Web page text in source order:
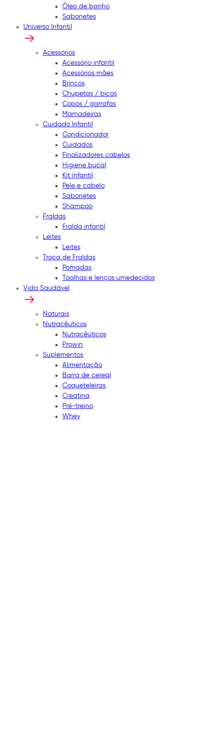
Óleo de banho
Sabonetes
Universo Infantil
Acessórios
Acessório infantil
Acessórios mães
Brincos
Chupetas / bicos
Copos / garrafas
Mamadeiras
Cuidado Infantil
Condicionador
Cuidados
Finalizadores cabelos
Higiene bucal
Kit infantil
Pele e cabelo
Sabonetes
Shampoo
Fraldas
Fralda infantil
Leites
Leites
Troca de Fraldas
Pomadas
Toalhas e lenços umedecidos
Vida Saudável
Naturais
Nutracêuticos
Nutracêuticos
Prowin
Suplementos
Alimentação
Barra de cereal
Coqueteleiras
Creatina
Pré-treino
Whey